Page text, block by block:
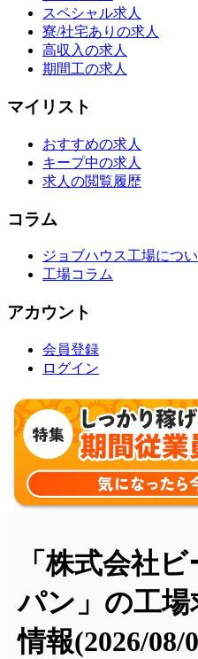
スペシャル求人
寮/社宅ありの求人
高収入の求人
期間工の求人
マイリスト
おすすめの求人
キープ中の求人
求人の閲覧履歴
コラム
ジョブハウス工場につ
工場コラム
アカウント
会員登録
ログイン
「株式会社
パン」の工
情報(2026/08/